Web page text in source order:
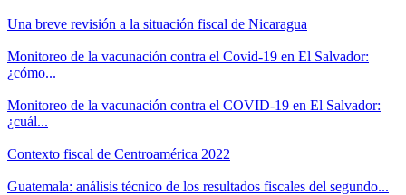
Una breve revisión a la situación fiscal de Nicaragua
Monitoreo de la vacunación contra el Covid-19 en El Salvador:
¿cómo...
Monitoreo de la vacunación contra el COVID-19 en El Salvador:
¿cuál...
Contexto fiscal de Centroamérica 2022
Guatemala: análisis técnico de los resultados fiscales del segundo...